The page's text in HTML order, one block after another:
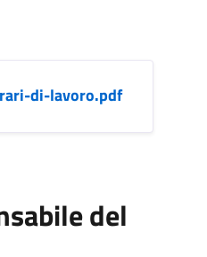
di-lavoro.pdf
del